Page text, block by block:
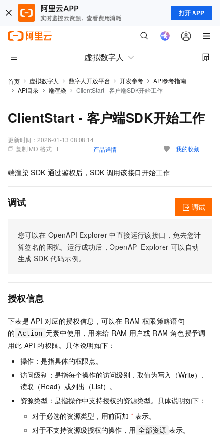
打开 APP
虚拟数字人
首页 虚拟数字人 数字人开放平台 开发参考
API参考指南
API目录
端渲染 ClientStart - 客户端SDK开始工作
ClientStart - 客户端SDK开始工作
更新时间： 2026-01-13 08:08:14
复制 MD 格式
产品详情 我的收藏
端渲染 SDK 通过鉴权后，SDK 调用该接口开始工作
调试
您可以在 OpenAPI Explorer 中直接运行该接口，免去您计
算签名的困扰。运行成功后，OpenAPI Explorer 可以自动
生成 SDK 代码示例。
调试
授权信息
下表是 API 对应的授权信息，可以在 RAM 权限策略语句
的 Action 元素中使用，用来给 RAM 用户或 RAM 角色授予调
用此 API 的权限。具体说明如下：
操作：是指具体的权限点。
访问级别：是指每个操作的访问级别，取值为写入（Write）、
读取（Read）或列出（List）。
资源类型：是指操作中支持授权的资源类型。具体说明如下：
对于必选的资源类型，用前面加 * 表示。
对于不支持资源级授权的操作，用 全部资源 表示。